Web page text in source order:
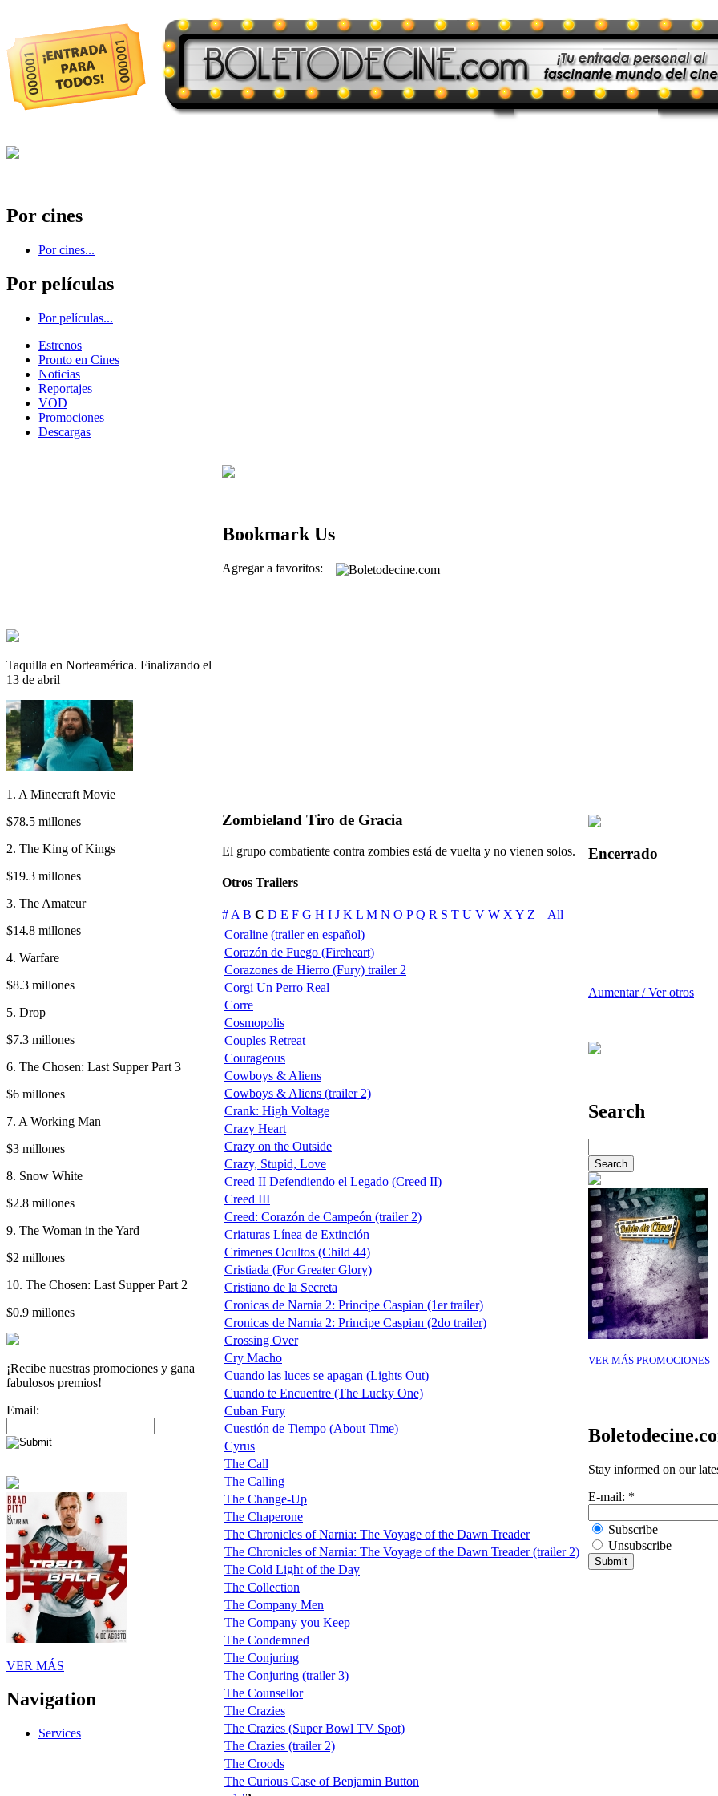
Por cines
Por cines...
Por películas
Por películas...
Estrenos
Pronto en Cines
Noticias
Reportajes
VOD
Promociones
Descargas
Taquilla en Norteamérica. Finalizando el
13 de abril
1. A Minecraft Movie
$78.5 millones
2. The King of Kings
$19.3 millones
3. The Amateur
$14.8 millones
4. Warfare
$8.3 millones
5. Drop
$7.3 millones
6. The Chosen: Last Supper Part 3
$6 millones
7. A Working Man
$3 millones
8. Snow White
$2.8 millones
9. The Woman in the Yard
$2 millones
10. The Chosen: Last Supper Part 2
$0.9 millones
¡Recibe nuestras promociones y gana
fabulosos premios!
Email:
VER MÁS
Navigation
Services
Bookmark Us
Agregar a favoritos:
Zombieland Tiro de Gracia
El grupo combatiente contra zombies está de vuelta y no vienen solos.
Otros Trailers
# A B C D E F G H I J K L M N O P Q R S T U V W X Y Z
All
Coraline (trailer en español)
Corazón de Fuego (Fireheart)
Corazones de Hierro (Fury) trailer 2
Corgi Un Perro Real
Corre
Cosmopolis
Couples Retreat
Courageous
Cowboys & Aliens
Cowboys & Aliens (trailer 2)
Crank: High Voltage
Crazy Heart
Crazy on the Outside
Crazy, Stupid, Love
Creed II Defendiendo el Legado (Creed II)
Creed III
Creed: Corazón de Campeón (trailer 2)
Criaturas Línea de Extinción
Crimenes Ocultos (Child 44)
Cristiada (For Greater Glory)
Cristiano de la Secreta
Cronicas de Narnia 2: Principe Caspian (1er trailer)
Cronicas de Narnia 2: Principe Caspian (2do trailer)
Crossing Over
Cry Macho
Cuando las luces se apagan (Lights Out)
Cuando te Encuentre (The Lucky One)
Cuban Fury
Cuestión de Tiempo (About Time)
Cyrus
The Call
The Calling
The Change-Up
The Chaperone
The Chronicles of Narnia: The Voyage of the Dawn Treader
The Chronicles of Narnia: The Voyage of the Dawn Treader (trailer 2)
The Cold Light of the Day
The Collection
The Company Men
The Company you Keep
The Condemned
The Conjuring
The Conjuring (trailer 3)
The Counsellor
The Crazies
The Crazies (Super Bowl TV Spot)
The Crazies (trailer 2)
The Croods
The Curious Case of Benjamin Button
Encerrado
Aumentar / Ver otros
Search
VER MÁS PROMOCIONES
Stay informed on our
E-mail: *
Subscribe
Unsubscribe